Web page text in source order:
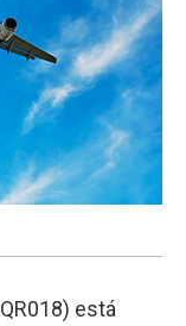
está